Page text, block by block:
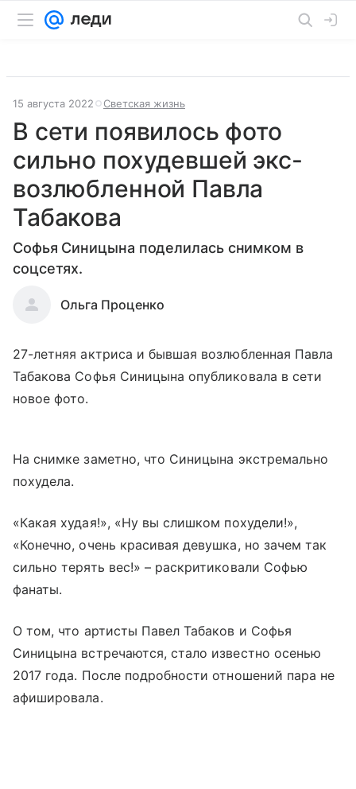
15 августа 2022 Светская жизнь
В сети появилось фото
сильно похудевшей экс-
возлюбленной Павла
Табакова
Софья Синицына поделилась снимком в
соцсетях.
Ольга Проценко
27-летняя актриса и бывшая возлюбленная Павла
Табакова Софья Синицына опубликовала в сети
новое фото.
На снимке заметно, что Синицына экстремально
похудела.
«Какая худая!», «Ну вы слишком похудели!»,
«Конечно, очень красивая девушка, но зачем так
сильно терять вес!» – раскритиковали Софью
фанаты.
О том, что артисты Павел Табаков и Софья
Синицына встречаются, стало известно осенью
2017 года. После подробности отношений пара не
афишировала.